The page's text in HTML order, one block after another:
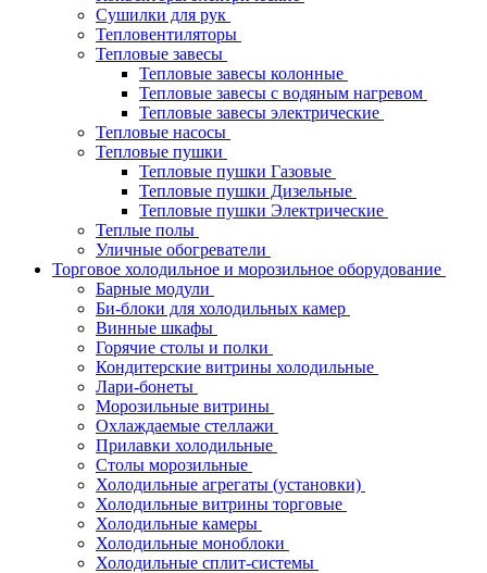
Сушилки для рук
Тепловентиляторы
Тепловые завесы
Тепловые завесы колонные
Тепловые завесы с водяным нагревом
Тепловые завесы электрические
Тепловые насосы
Тепловые пушки
Тепловые пушки Газовые
Тепловые пушки Дизельные
Тепловые пушки Электрические
Теплые полы
Уличные обогреватели
Торговое холодильное и морозильное оборудование
Барные модули
Би-блоки для холодильных камер
Винные шкафы
Горячие столы и полки
Кондитерские витрины холодильные
Лари-бонеты
Морозильные витрины
Охлаждаемые стеллажи
Прилавки холодильные
Столы морозильные
Холодильные агрегаты (установки)
Холодильные витрины торговые
Холодильные камеры
Холодильные моноблоки
Холодильные сплит-системы